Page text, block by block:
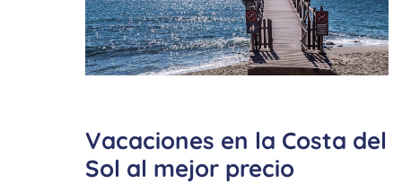
Vacaciones en la Costa del
Sol al mejor precio